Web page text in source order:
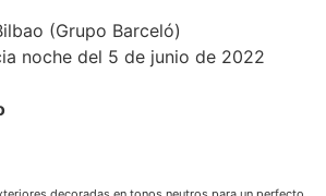
(Grupo Barceló)
noche del 5 de junio de 2022